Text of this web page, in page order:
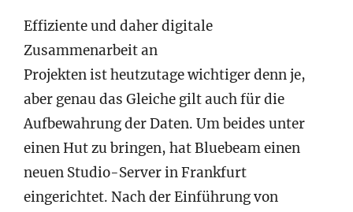
Effiziente und daher digitale
Zusammenarbeit an
Projekten ist heutzutage wichtiger denn je,
aber genau das Gleiche gilt auch für die
Aufbewahrung der Daten. Um beides unter
einen Hut zu bringen, hat Bluebeam einen
neuen Studio-Server in Frankfurt
eingerichtet. Nach der Einführung von